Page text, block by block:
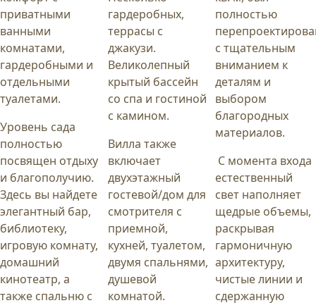
приватными
ванными
комнатами,
гардеробными и
отдельными
туалетами.
Уровень сада
полностью
посвящен отдыху
и благополучию.
Здесь вы найдете
элегантный бар,
библиотеку,
игровую комнату,
домашний
кинотеатр, а
также спальню с
гардеробных,
террасы с
джакузи.
Великолепный
крытый бассейн
со спа и гостиной
с камином.
Вилла также
включает
двухэтажный
гостевой/дом для
смотрителя с
приемной,
кухней, туалетом,
двумя спальнями,
душевой
комнатой.
полностью
с тщательным
вниманием к
деталям и
выбором
благородных
материалов.
С момента входа
естественный
свет наполняет
щедрые объемы,
раскрывая
гармоничную
архитектуру,
чистые линии и
сдержанную